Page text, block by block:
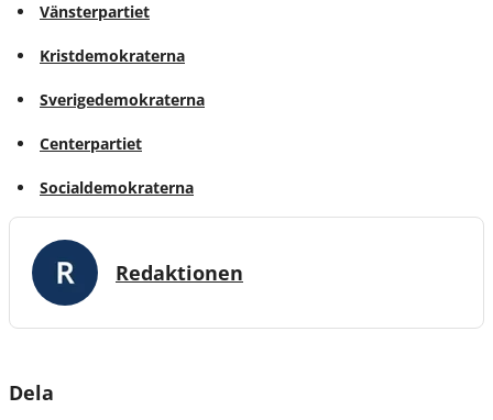
Vänsterpartiet
Kristdemokraterna
Sverigedemokraterna
Centerpartiet
Socialdemokraterna
Redaktionen
Dela